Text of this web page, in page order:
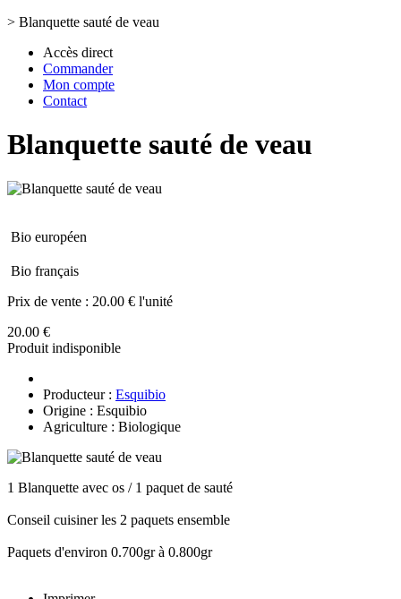
> Blanquette sauté de veau
Accès direct
Commander
Mon compte
Contact
Blanquette sauté de veau
Bio européen
Bio français
Prix de vente : 20.00 € l'unité
20.00 €
Produit indisponible
Producteur : Esquibio
Origine : Esquibio
Agriculture : Biologique
1 Blanquette avec os / 1 paquet de sauté
Conseil cuisiner les 2 paquets ensemble
Paquets d'environ 0.700gr à 0.800gr